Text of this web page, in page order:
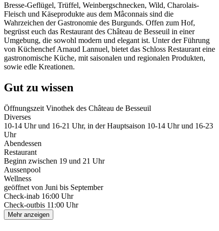
Bresse-Geflügel, Trüffel, Weinbergschnecken, Wild, Charolais-
Fleisch und Käseprodukte aus dem Mâconnais sind die
Wahrzeichen der Gastronomie des Burgunds. Offen zum Hof,
begrüsst euch das Restaurant des Château de Besseuil in einer
Umgebung, die sowohl modern und elegant ist. Unter der Führung
von Küchenchef Arnaud Lannuel, bietet das Schloss Restaurant eine
gastronomische Küche, mit saisonalen und regionalen Produkten,
sowie edle Kreationen.
Gut zu wissen
Öffnungszeit Vinothek des Château de Besseuil
Diverses
10-14 Uhr und 16-21 Uhr, in der Hauptsaison 10-14 Uhr und 16-23
Uhr
Abendessen
Restaurant
Beginn zwischen 19 und 21 Uhr
Aussenpool
Wellness
geöffnet von Juni bis September
Check-inab 16:00 Uhr
Check-outbis 11:00 Uhr
Mehr anzeigen